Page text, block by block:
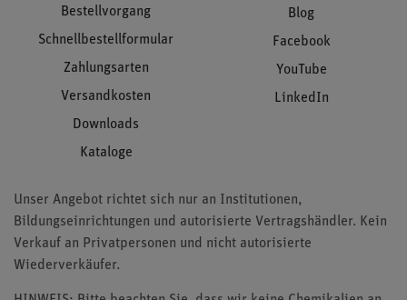
Bestellvorgang
Schnellbestellformular
Zahlungsarten
Versandkosten
Downloads
Kataloge
Blog
Facebook
YouTube
LinkedIn
Unser Angebot richtet sich nur an Institutionen,
Bildungseinrichtungen und autorisierte Vertragshändler. Kein
Verkauf an Privatpersonen und nicht autorisierte
Wiederverkäufer.